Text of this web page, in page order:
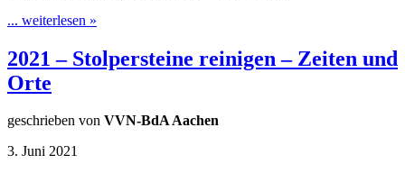
... weiterlesen »
2021 – Stolpersteine reinigen – Zeiten und
Orte
geschrieben von VVN-BdA Aachen
3. Juni 2021